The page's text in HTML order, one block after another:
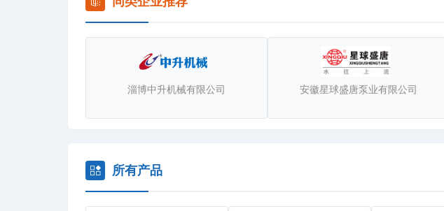
淄博中升机械有限公司 安徽星球盛唐泵业有限公司
所有产品